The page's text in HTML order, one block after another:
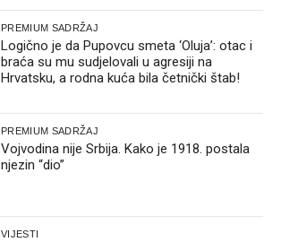
PREMIUM SADRŽAJ
Logično je da Pupovcu smeta ‘Oluja’: otac i
braća su mu sudjelovali u agresiji na
Hrvatsku, a rodna kuća bila četnički štab!
PREMIUM SADRŽAJ
Vojvodina nije Srbija. Kako je 1918. postala
njezin “dio”
VIJESTI